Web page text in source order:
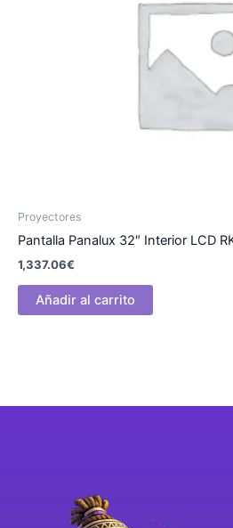
Proyectores
Pantalla Panalux 32″ Interior LCD
1,337.06€
Añadir al carrito